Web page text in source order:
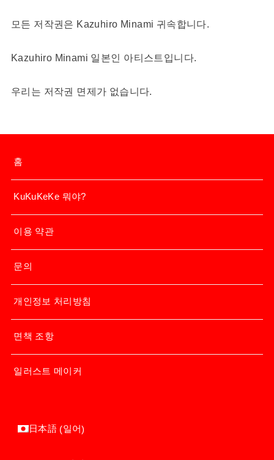
모든 저작권은 Kazuhiro Minami 귀속합니다.
Kazuhiro Minami 일본인 아티스트입니다.
우리는 저작권 면제가 없습니다.
홈
KuKuKeKe 뭐야?
이용 약관
문의
개인정보 처리방침
면책 조항
일러스트 메이커
日本語 (일어)